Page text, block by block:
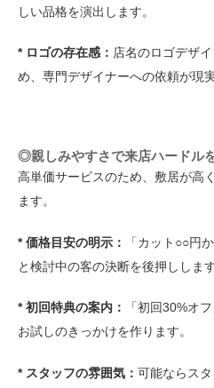
しい品格を演出します。
* ロゴの存在感： 店名のロゴデザ
め、専門デザイナーへの依頼が現
◎親しみやすさで来店ハードル
高単価サービスのため、敷居が高
ます。
* 価格目安の明示：
「カット○○円
と検討中の客の決断を後押しします
* 初回特典の案内：
「初回30%オ
お試しのきっかけを作ります。
* スタッフの雰囲気： 可能ならス